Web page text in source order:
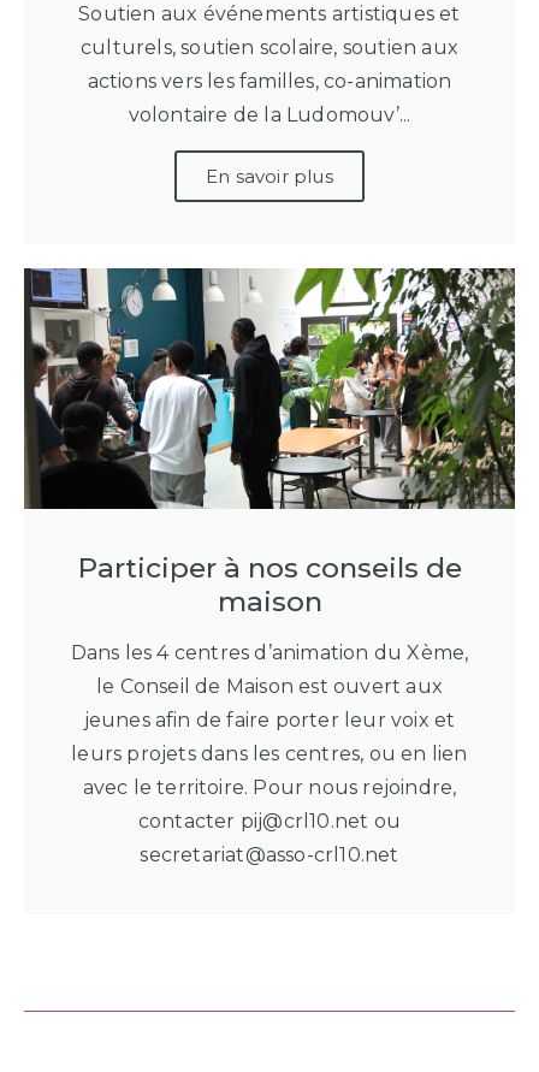
Soutien aux événements artistiques et
culturels, soutien scolaire, soutien aux
actions vers les familles, co-animation
volontaire de la Ludomouv’...
En savoir plus
Participer à nos conseils de
maison
Dans les 4 centres d’animation du Xème,
le Conseil de Maison est ouvert aux
jeunes afin de faire porter leur voix et
leurs projets dans les centres, ou en lien
avec le territoire. Pour nous rejoindre,
contacter pij@crl10.net ou
secretariat@asso-crl10.net